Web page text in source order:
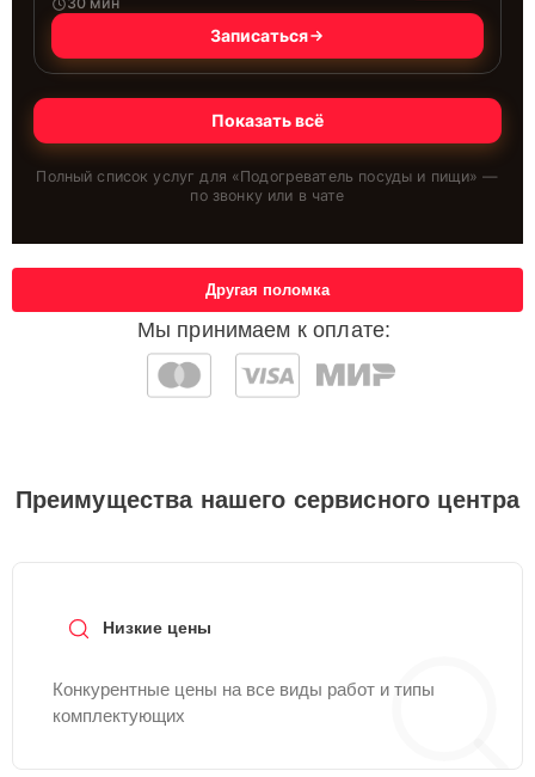
Записаться
Показать всё
Полный список услуг для «Подогреватель посуды и пищи» —
по звонку или в чате
Мы принимаем к оплате:
Другая поломка
Преимущества нашего сервисного центра
Низкие цены
Конкурентные цены на все виды работ и типы
комплектующих